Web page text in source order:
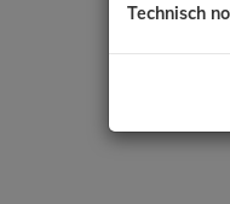
Technisch